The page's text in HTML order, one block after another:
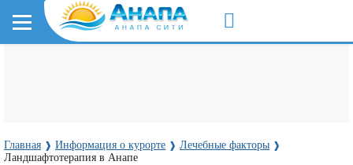
Главная ❱ Информация о курорте ❱ Лечебные факторы ❱
Ландшафтотерапия в Анапе